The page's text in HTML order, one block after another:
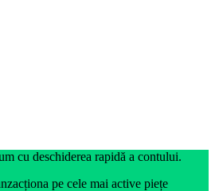
cu deschiderea rapidă a contului.
pe cele mai active piețe